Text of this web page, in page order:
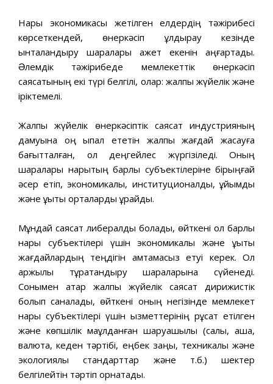
Нарық экономикасы жетілген елдердің тəжірибесі
көрсеткендей, өнеркəсіп құлдырау кезінде
ынталандыру шаралары қажет екенін аңғартады.
Əлемдік тəжірибеде мемлекеттік өнеркəсіп
саясатының екі түрі белгілі, олар: жалпы жүйелік жəне
іріктемелі.
Жалпы жүйелік өнеркəсіптік саясат индустрияның
дамуына оң ықпал ететін жалпы жағдай жасауға
бағытталған, ол деңгейлес жүргізіледі. Оның
шаралары нарықтың барлық субъектілеріне бірыңғай
əсер етіп, экономикалық, институционалды, ұйымдық
жəне құқықтық орталарды құрайды.
Мұндай саясат либералды болады, өйткені ол барлық
нарық субъектілері үшін экономикалық жəне құқықтық
жағдайлардың теңдігін қамтамасыз етуі керек. Ол
қаржылық тұрақтандыру шараларына сүйенеді.
Сонымен қатар жалпы жүйелік саясат дирижистік
болып саналады, өйткені оның негізінде мемлекет
нарық субъектілері үшін қызметтерінің рұқсат етілген
жəне көпшілік мақұлданған шаруашылық (салық, ақша,
валюта, кеден тəртібі, еңбек заңы, техникалық жəне
экологиялық стандарттар жəне т.б.) шектер
белгілейтін тəртіп орнатады.